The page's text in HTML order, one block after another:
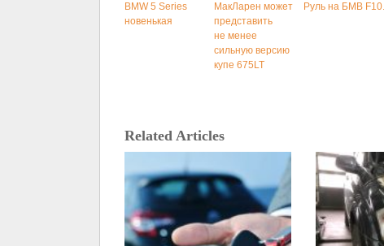
BMW 5 Series
новенькая
МакЛарен может
представить
не менее
сильную версию
купе 675LT
Руль на БМВ F10.
Related Articles